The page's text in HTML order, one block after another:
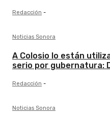
Redacción -
Noticias Sonora
A Colosio lo están
serio por gubernatura:
Redacción -
Noticias Sonora